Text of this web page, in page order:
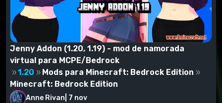
Jenny Addon (1.20, 1.19) - mod de namorada
virtual para MCPE/Bedrock
1.20
Mods para Minecraft: Bedrock Edition
Minecraft: Bedrock Edition
Anne Rivan 7 nov